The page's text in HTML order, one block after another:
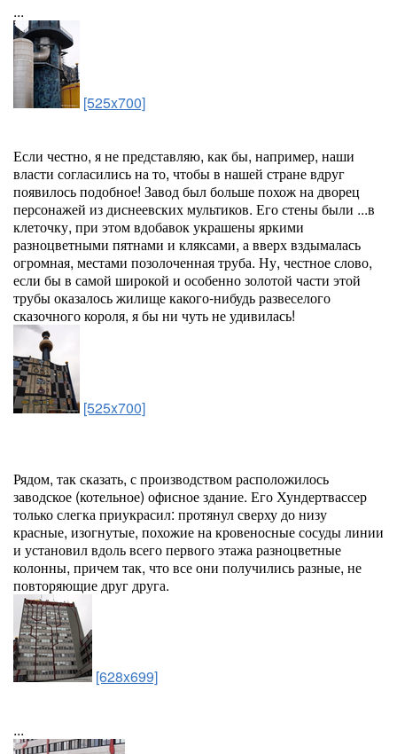
...
[525x700]
Если честно, я не представляю, как бы, например, наши
власти согласились на то, чтобы в нашей стране вдруг
появилось подобное! Завод был больше похож на дворец
персонажей из диснеевских мультиков. Его стены были ...в
клеточку, при этом вдобавок украшены яркими
разноцветными пятнами и кляксами, а вверх вздымалась
огромная, местами позолоченная труба. Ну, честное слово,
если бы в самой широкой и особенно золотой части этой
трубы оказалось жилище какого-нибудь развеселого
сказочного короля, я бы ни чуть не удивилась!
[525x700]
Рядом, так сказать, с производством расположилось
заводское (котельное) офисное здание. Его Хундертвассер
только слегка приукрасил: протянул сверху до низу
красные, изогнутые, похожие на кровеносные сосуды линии
и установил вдоль всего первого этажа разноцветные
колонны, причем так, что все они получились разные, не
повторяющие друг друга.
[628x699]
...